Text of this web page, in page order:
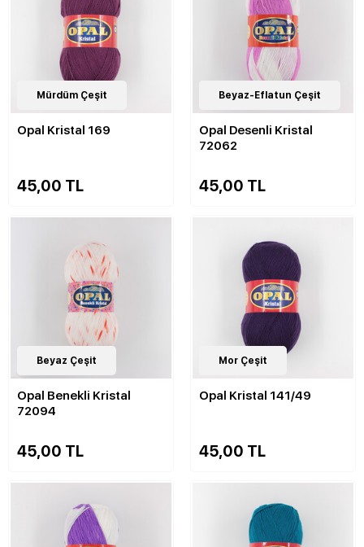
82Çeşit
Mürdüm Çeşit
Opal Kristal 169
45,00 TL
17Çeşit
Beyaz-Eflatun Çeşit
Opal Desenli Kristal
72062
45,00 TL
11Çeşit
Beyaz Çeşit
Opal Benekli Kristal
72094
45,00 TL
82Çeşit
Mor Çeşit
Opal Kristal 141/49
45,00 TL